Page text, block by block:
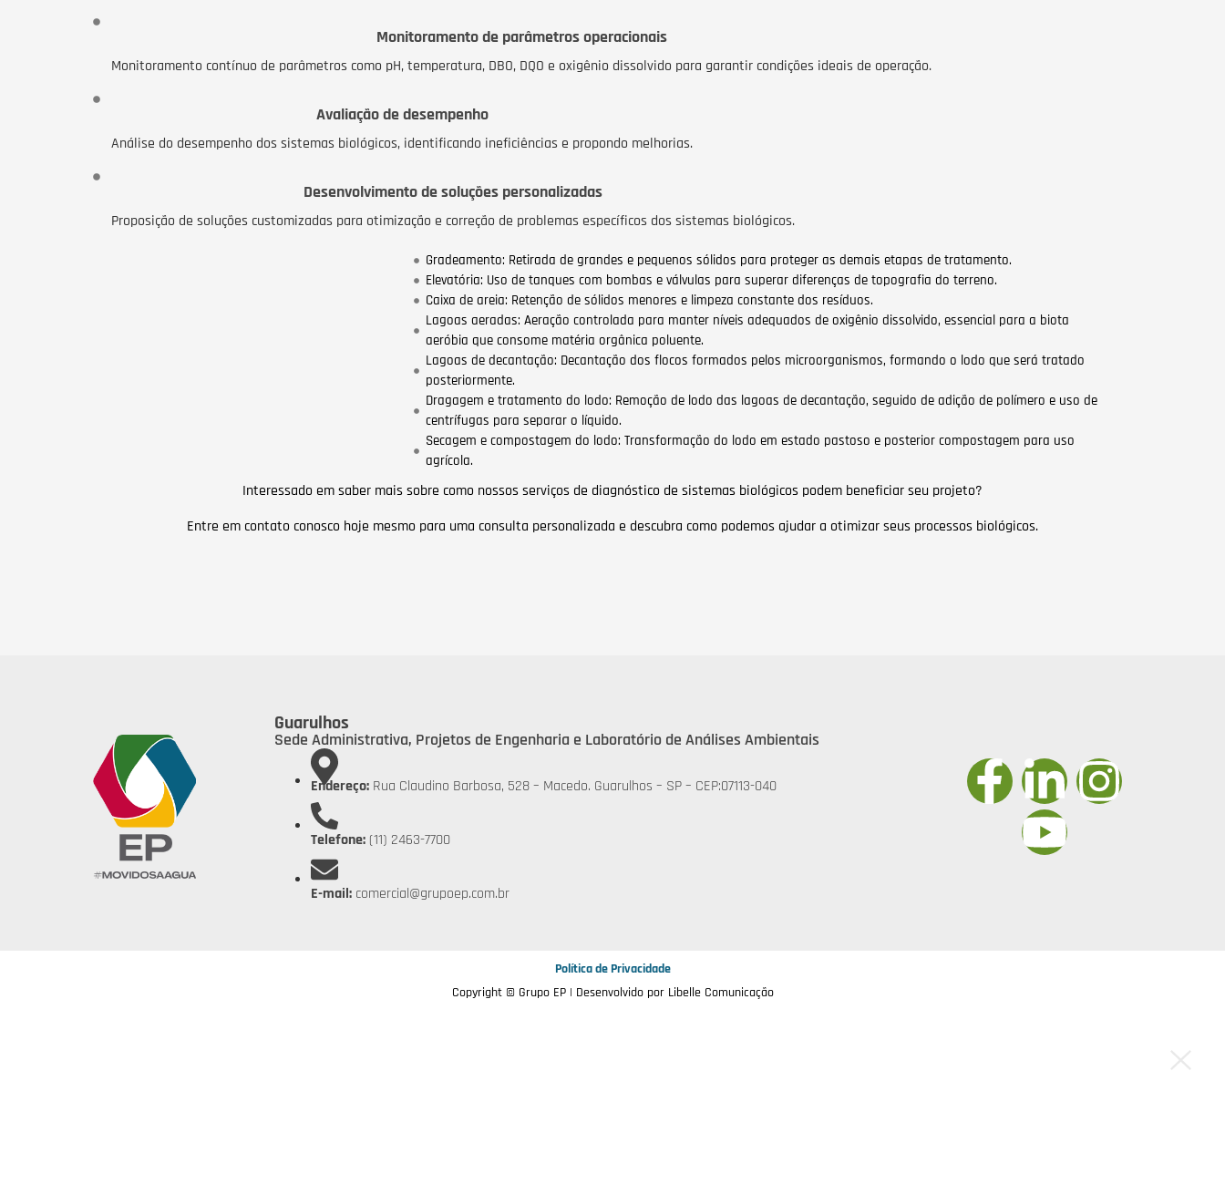
Monitoramento de parâmetros operacionais
Monitoramento contínuo de parâmetros como pH, temperatura, DBO, DQO e oxigênio dissolvido para garantir condições ideais de operação.
Avaliação de desempenho
Análise do desempenho dos sistemas biológicos, identificando ineficiências e propondo melhorias.
Desenvolvimento de soluções personalizadas
Proposição de soluções customizadas para otimização e correção de problemas específicos dos sistemas biológicos.
Gradeamento: Retirada de grandes e pequenos sólidos para proteger as demais etapas de tratamento.
Elevatória: Uso de tanques com bombas e válvulas para superar diferenças de topografia do terreno.
Caixa de areia: Retenção de sólidos menores e limpeza constante dos resíduos.
Lagoas aeradas: Aeração controlada para manter níveis adequados de oxigênio dissolvido, essencial para a biota
aeróbia que consome matéria orgânica poluente.
Lagoas de decantação: Decantação dos flocos formados pelos microorganismos, formando o lodo que será tratado
posteriormente.
Dragagem e tratamento do lodo: Remoção de lodo das lagoas de decantação, seguido de adição de polímero e uso de
centrífugas para separar o líquido.
Secagem e compostagem do lodo: Transformação do lodo em estado pastoso e posterior compostagem para uso
agrícola.
Interessado em saber mais sobre como nossos serviços de diagnóstico de sistemas biológicos podem beneficiar seu projeto?
Entre em contato conosco hoje mesmo para uma consulta personalizada e descubra como podemos ajudar a otimizar seus processos biológicos.
Guarulhos
Sede Administrativa, Projetos de Engenharia e Laboratório de Análises Ambientais
Endereço: Rua Claudino Barbosa, 528 – Macedo. Guarulhos – SP – CEP:07113-040
Telefone:(11) 2463-7700
E-mail: comercial@grupoep.com.br
Política de Privacidade
Copyright © Grupo EP | Desenvolvido por Libelle Comunicação